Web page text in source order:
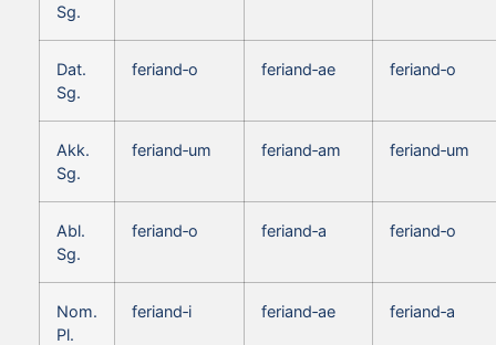
Sg.
Dat.
Sg.
feriand‑o feriand‑ae feriand‑o
Akk.
Sg.
feriand‑um feriand‑am feriand‑um
Abl.
Sg.
feriand‑o feriand‑a feriand‑o
Nom.
Pl.
feriand‑i feriand‑ae feriand‑a